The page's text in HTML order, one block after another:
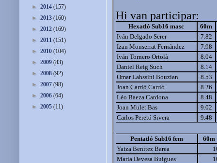
Hi van participar:
Hexatló Sub16 masc
60m
Iván Delgado Serer
7.82
Izan Monserrat Fernández
7.98
Iván Tornero Ortolà
8.04
Daniel Reig Such
8.14
Omar Lahssini Bouzian
8.53
Joan Carrió Carrió
8.26
Léo Baeza Cardona
8.48
Joan Mulet Bas
9.02
Carlos Peretó Sivera
9.48
Pentatló Sub16 fem
60m
Yaiza Benítez Barea
Maria Devesa Buigues
► 2014 (157)
► 2013 (160)
► 2012 (169)
► 2011 (151)
► 2010 (104)
► 2009 (83)
► 2008 (92)
► 2007 (98)
► 2006 (64)
► 2005 (11)